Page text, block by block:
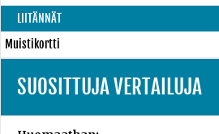
LIITÄNNÄT
Muistikortti
SUOSITTUJA VERTAILUJA